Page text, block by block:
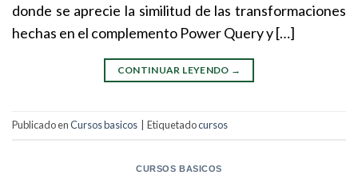
donde se aprecie la similitud de las transformaciones
hechas en el complemento Power Query y […]
CONTINUAR LEYENDO →
Publicado enCursos basicos Etiquetadocursos
CURSOS BASICOS